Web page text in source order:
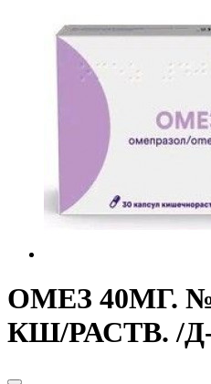
ОМЕЗ 40МГ.
КШ/РАСТВ. /